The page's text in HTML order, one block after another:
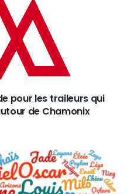
pour les traileurs qui
de Chamonix